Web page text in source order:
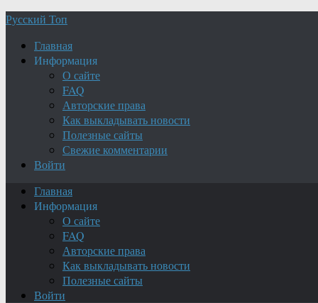
Русский Топ
Главная
Информация
О сайте
FAQ
Авторские права
Как выкладывать новости
Полезные сайты
Свежие комментарии
Войти
Главная
Информация
О сайте
FAQ
Авторские права
Как выкладывать новости
Полезные сайты
Войти